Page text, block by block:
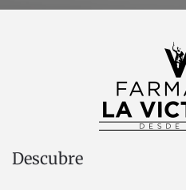
Descubre